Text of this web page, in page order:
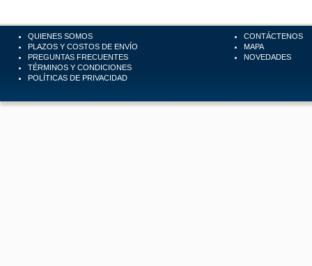
QUIENES SOMOS
PLAZOS Y COSTOS DE ENVÍO
PREGUNTAS FRECUENTES
TÉRMINOS Y CONDICIONES
POLÍTICAS DE PRIVACIDAD
CONTÁCTENOS
MAPA
NOVEDADES